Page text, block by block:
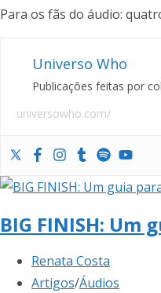
Para os fãs do áudio:
Universo Who
Publicações feitas por
universowho.com/
BIG FINISH: Um
Renata Costa
Artigos/Áudios